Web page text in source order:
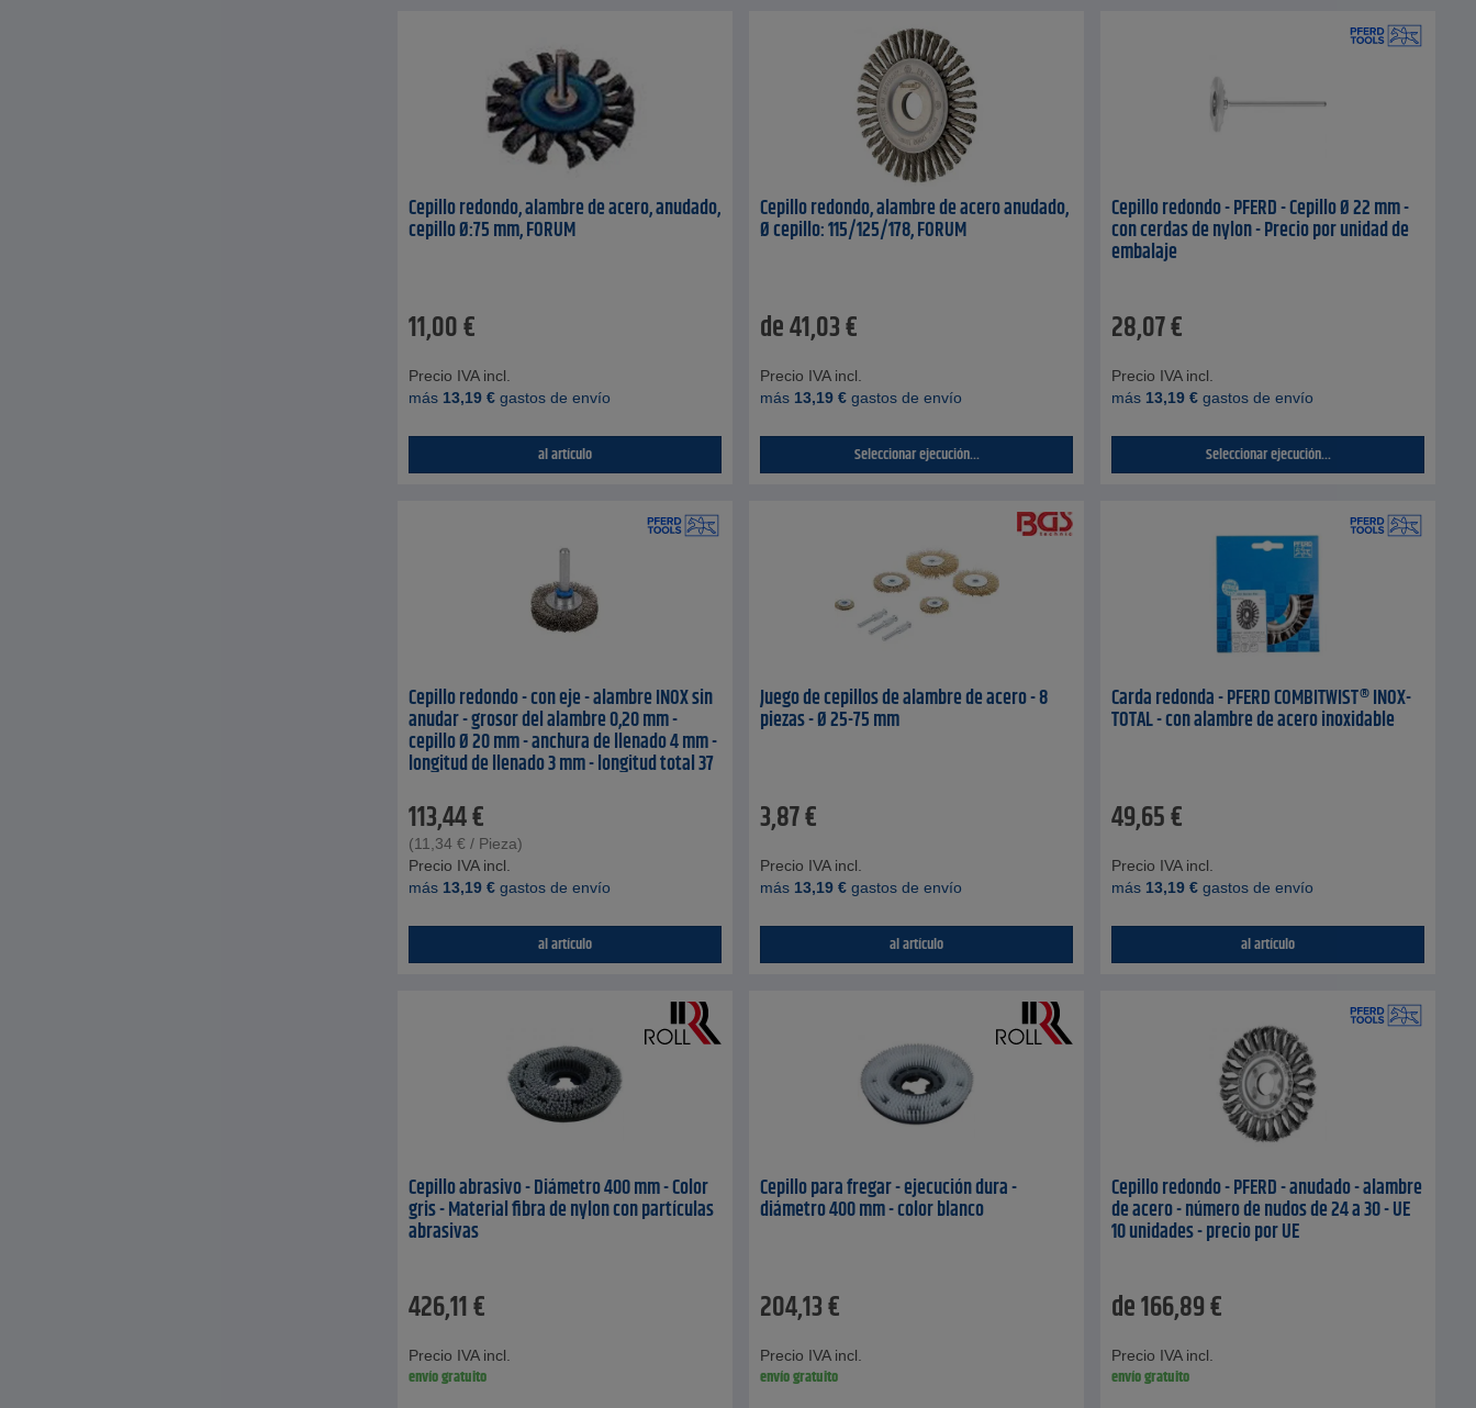
Cepillo redondo, alambre de acero, anudado,
cepillo Ø:75 mm, FORUM
11,00€
Precio IVA incl.
más 13,19 € gastos de envío
al artículo
Cepillo redondo, alambre de acero anudado,
Ø cepillo: 115/125/178, FORUM
de41,03€
Precio IVA incl.
más 13,19 € gastos de envío
Seleccionar ejecución...
Cepillo redondo - PFERD - Cepillo Ø 22 mm -
con cerdas de nylon - Precio por unidad de
embalaje
28,07€
Precio IVA incl.
más 13,19 € gastos de envío
Seleccionar ejecución...
Cepillo redondo - con eje - alambre INOX sin
anudar - grosor del alambre 0,20 mm -
cepillo Ø 20 mm - anchura de llenado 4 mm -
longitud de llenado 3 mm - longitud total 37
113,44€
(11,34 € / Pieza)
Precio IVA incl.
más 13,19 € gastos de envío
al artículo
Juego de cepillos de alambre de acero - 8
piezas - Ø 25-75 mm
3,87€
Precio IVA incl.
más 13,19 € gastos de envío
al artículo
Carda redonda - PFERD COMBITWIST® INOX-
TOTAL - con alambre de acero inoxidable
49,65€
Precio IVA incl.
más 13,19 € gastos de envío
al artículo
Cepillo abrasivo - Diámetro 400 mm - Color
gris - Material fibra de nylon con partículas
abrasivas
426,11€
Precio IVA incl.
envío gratuito
Cepillo para fregar - ejecución dura -
diámetro 400 mm - color blanco
204,13€
Precio IVA incl.
envío gratuito
Cepillo redondo - PFERD - anudado - alambre
de acero - número de nudos de 24 a 30 - UE
10 unidades - precio por UE
de166,89€
Precio IVA incl.
envío gratuito